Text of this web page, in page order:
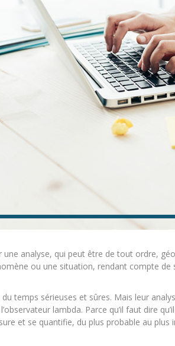
analyse, qui peut être de tout ordre,
ou une situation, rendant compte
temps sérieuses et sûres. Mais leur
lambda. Parce qu’il faut dire
et se quantifie, du plus probable au plus